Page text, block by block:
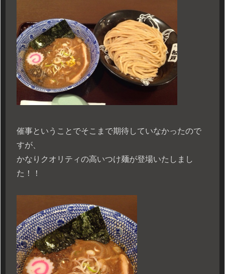
催事ということでそこまで期待していなかったので
すが、
かなりクオリティの高いつけ麺が登場いたしまし
た！！